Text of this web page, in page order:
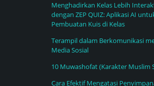
Menghadirkan Kelas Lebih
dengan ZEP QUIZ: Aplikasi AI
Pembuatan Kuis di Kelas
Terampil dalam Berkomunikasi
Media Sosial
10 Muwashofat (Karakter Muslim
Cara Efektif Mengatasi